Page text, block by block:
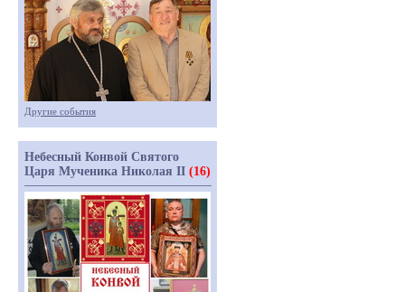
Другие события
Небесный Конвой Святого
Царя Мученика Николая II (16)